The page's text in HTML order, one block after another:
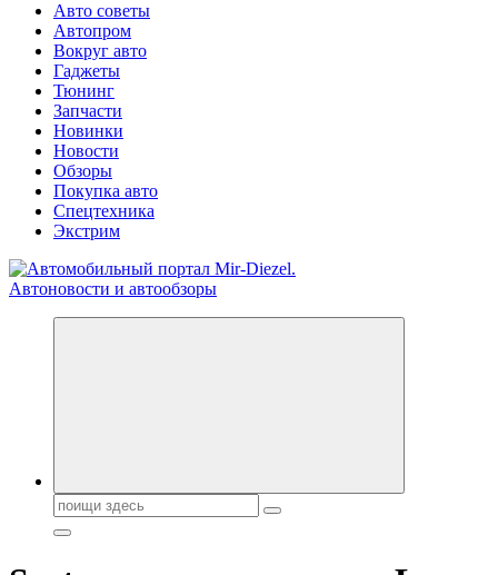
Авто советы
Автопром
Вокруг авто
Гаджеты
Тюнинг
Запчасти
Новинки
Новости
Обзоры
Покупка авто
Спецтехника
Экстрим
Справочник автомобилиста. Обзор новинок популярных
Поиск: